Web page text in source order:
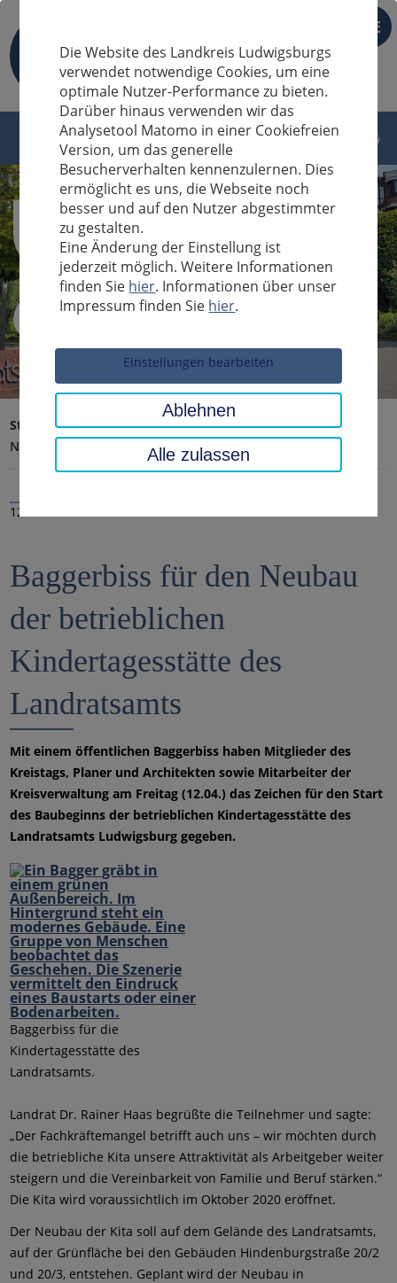
DE
Sucheingabe
Startseite Landratsamt, Landkreis
Aktuelles
Nachrichten
12.04.2019
Baggerbiss für den Neubau
der betrieblichen
Kindertagesstätte des
Landratsamts
Mit einem öffentlichen Baggerbiss haben Mitglieder des
Kreistags, Planer und Architekten sowie Mitarbeiter der
Kreisverwaltung am Freitag (12.04.) das Zeichen für den Start
des Baubeginns der betrieblichen Kindertagesstätte des
Landratsamts Ludwigsburg gegeben.
Baggerbiss für die
Kindertagesstätte des
Landratsamts.
Landrat Dr. Rainer Haas begrüßte die Teilnehmer und sagte:
„Der Fachkräftemangel betrifft auch uns – wir möchten durch
die betriebliche Kita unsere Attraktivität als Arbeitgeber weiter
steigern und die Vereinbarkeit von Familie und Beruf stärken.“
Die Kita wird voraussichtlich im Oktober 2020 eröffnet.
Der Neubau der Kita soll auf dem Gelände des Landratsamts,
auf der Grünfläche bei den Gebäuden Hindenburgstraße 20/2
und 20/3, entstehen. Geplant wird der Neubau in
Die Website des Landkreis Ludwigsburgs
verwendet notwendige Cookies, um eine
optimale Nutzer-Performance zu bieten.
Darüber hinaus verwenden wir das
Analysetool Matomo in einer Cookiefreien
Version, um das generelle
Besucherverhalten kennenzulernen. Dies
ermöglicht es uns, die Webseite noch
besser und auf den Nutzer abgestimmter
zu gestalten.
Eine Änderung der Einstellung ist
jederzeit möglich. Weitere Informationen
finden Sie hier. Informationen über unser
Impressum finden Sie hier.
Einstellungen bearbeiten
Ablehnen
Alle zulassen